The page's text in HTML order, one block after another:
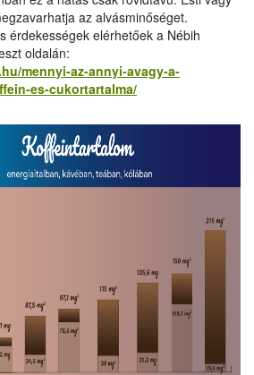
az alvásminőséget.
érdekességek elérhetőek a Nébih
oldalán:
mennyi-az-annyi-avagy-a-
es-cukortartalma/